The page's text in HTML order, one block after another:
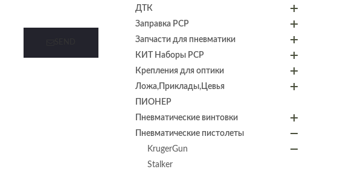
ДТК
Заправка PCP
Запчасти для пневматики
КИТ Наборы PCP
Крепления для оптики
Ложа,Приклады,Цевья
ПИОНЕР
Пневматические винтовки
Пневматические пистолеты
KrugerGun
Stalker